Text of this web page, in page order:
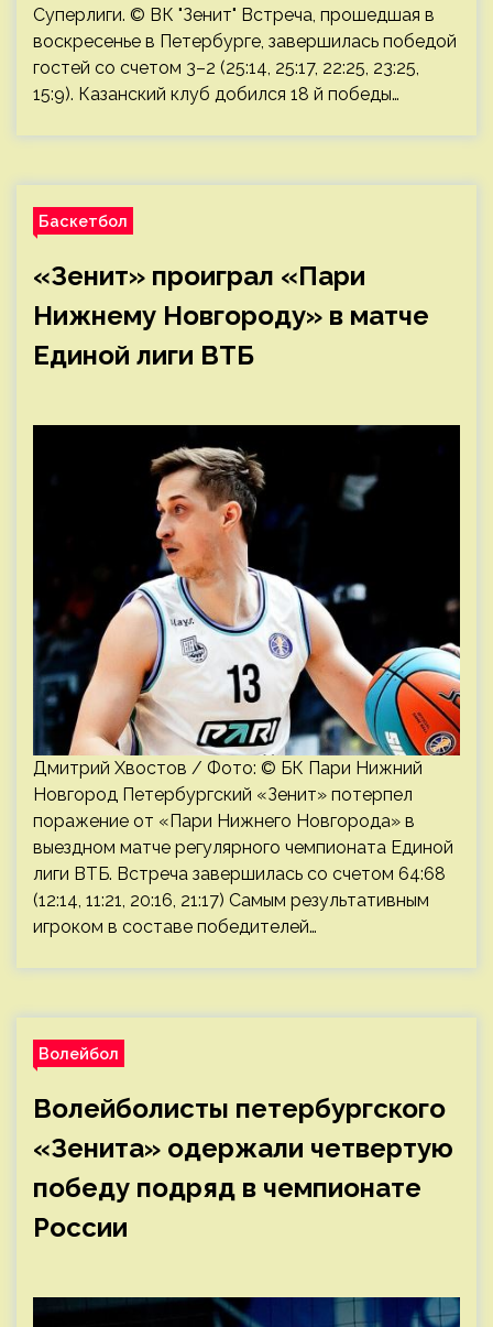
Суперлиги. © ВК "Зенит" Встреча, прошедшая в
воскресенье в Петербурге, завершилась победой
гостей со счетом 3–2 (25:14, 25:17, 22:25, 23:25,
15:9). Казанский клуб добился 18 й победы…
Баскетбол
«Зенит» проиграл «Пари
Нижнему Новгороду» в матче
Единой лиги ВТБ
Дмитрий Хвостов / Фото: © БК Пари Нижний
Новгород Петербургский «Зенит» потерпел
поражение от «Пари Нижнего Новгорода» в
выездном матче регулярного чемпионата Единой
лиги ВТБ. Встреча завершилась со счетом 64:68
(12:14, 11:21, 20:16, 21:17) Самым результативным
игроком в составе победителей…
Волейбол
Волейболисты петербургского
«Зенита» одержали четвертую
победу подряд в чемпионате
России